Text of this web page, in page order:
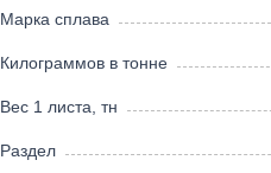
Марка сплава
Килограммов в тонне
Вес 1 листа, тн
Раздел